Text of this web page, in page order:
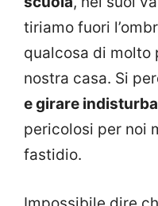
tiriamo fuori
qualcosa di molto
nostra casa. Si
e girare
pericolosi per noi
fastidio.